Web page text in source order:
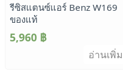
รีซิสแตนซ์แอร์ Benz W169
ของแท้
5,960 ฿
อ่านเพิ่ม